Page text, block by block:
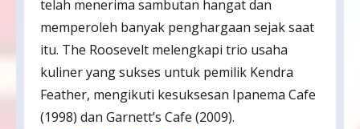
telah menerima sambutan hangat dan
memperoleh banyak penghargaan sejak saat
itu. The Roosevelt melengkapi trio usaha
kuliner yang sukses untuk pemilik Kendra
Feather, mengikuti kesuksesan Ipanema Cafe
(1998) dan Garnett’s Cafe (2009).